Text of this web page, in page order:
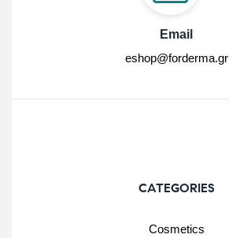
Email
eshop@forderma.gr
CATEGORIES
Cosmetics